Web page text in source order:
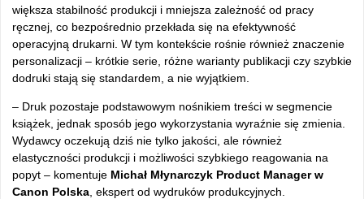
większa stabilność produkcji i mniejsza zależność od pracy
ręcznej, co bezpośrednio przekłada się na efektywność
operacyjną drukarni. W tym kontekście rośnie również znaczenie
personalizacji – krótkie serie, różne warianty publikacji czy szybkie
dodruki stają się standardem, a nie wyjątkiem.
– Druk pozostaje podstawowym nośnikiem treści w segmencie
książek, jednak sposób jego wykorzystania wyraźnie się zmienia.
Wydawcy oczekują dziś nie tylko jakości, ale również
elastyczności produkcji i możliwości szybkiego reagowania na
popyt – komentuje Michał Młynarczyk Product Manager w
Canon Polska , ekspert od wydruków produkcyjnych.